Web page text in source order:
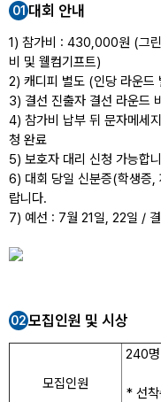
01 대회 안내
1) 참가비 : 430,000원 (그
비 및 웰컴기프트)
2) 캐디피 별도 (인당 라운
3) 결선 진출자 결선 라운드
4) 참가비 납부 뒤 문자메세
청 완료
5) 보호자 대리 신청 가능합
6) 대회 당일 신분증(학생증,
랍니다.
7) 예선 : 7월 21일, 22일 /
02모집인원 및 시상
모집인원
240
* 선착